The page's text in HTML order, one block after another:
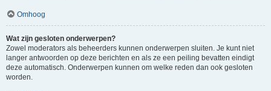
Omhoog
Wat zijn gesloten onderwerpen?
Zowel moderators als beheerders kunnen onderwerpen sluiten. Je kunt niet
langer antwoorden op deze berichten en als ze een peiling bevatten eindigt
deze automatisch. Onderwerpen kunnen om welke reden dan ook gesloten
worden.